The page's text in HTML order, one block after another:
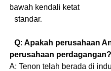
bawah kendali ketat
standar.
Q: Apakah perusahaan
perusahaan perdagangan?
A: Tenon telah berada di